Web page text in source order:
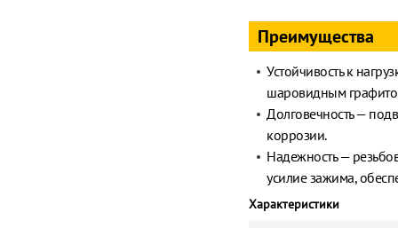
Преимущества
Устойчивость к
шаровидным
Долговечность —
коррозии.
Надежность —
усилие зажима,
Характеристики